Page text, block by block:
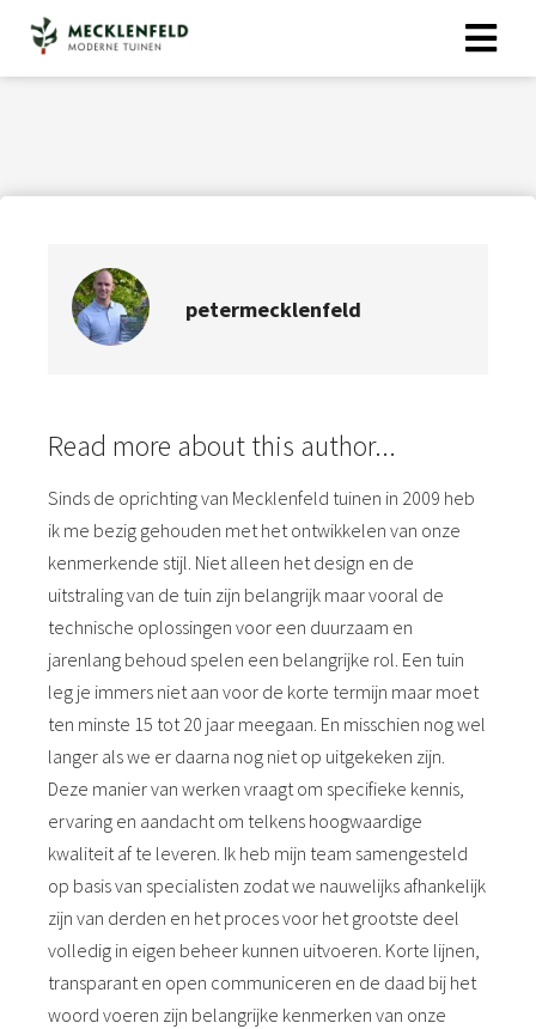
petermecklenfeld
Read more about this author...
Sinds de oprichting van Mecklenfeld tuinen in 2009 heb
ik me bezig gehouden met het ontwikkelen van onze
kenmerkende stijl. Niet alleen het design en de
uitstraling van de tuin zijn belangrijk maar vooral de
technische oplossingen voor een duurzaam en
jarenlang behoud spelen een belangrijke rol. Een tuin
leg je immers niet aan voor de korte termijn maar moet
ten minste 15 tot 20 jaar meegaan. En misschien nog wel
langer als we er daarna nog niet op uitgekeken zijn.
Deze manier van werken vraagt om specifieke kennis,
ervaring en aandacht om telkens hoogwaardige
kwaliteit af te leveren. Ik heb mijn team samengesteld
op basis van specialisten zodat we nauwelijks afhankelijk
zijn van derden en het proces voor het grootste deel
volledig in eigen beheer kunnen uitvoeren. Korte lijnen,
transparant en open communiceren en de daad bij het
woord voeren zijn belangrijke kenmerken van onze